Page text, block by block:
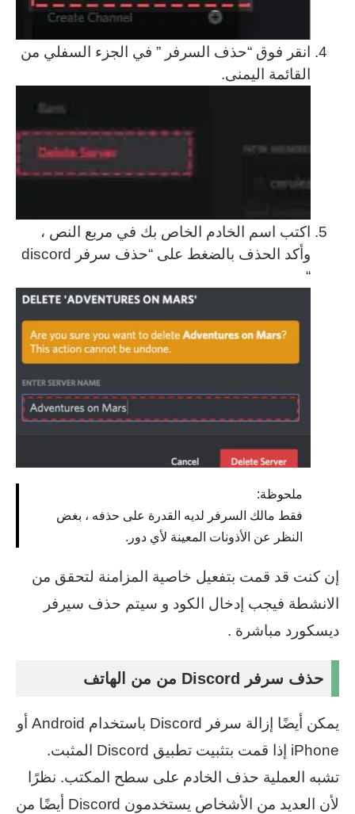
انقر فوق “حذف السرفر ” في الجزء السفلي من
القائمة اليمنى.
اكتب اسم الخادم الخاص بك في مربع النص ،
وأكد الحذف بالضغط على “حذف سرفر discord
“
ملحوظة:
فقط مالك السرفر لديه القدرة على حذفه ، بغض
النظر عن الأذونات المعينة لأي دور.
إن كنت قد قمت بتفعيل خاصية المزامنة لتحقق من
الانشطة فيجب إدخال الكود و سيتم حذف سيرفر
ديسكورد مباشرة .
حذف سرفر Discord من من الهاتف
يمكن أيضًا إزالة سرفر Discord باستخدام Android أو
iPhone إذا قمت بتثبيت تطبيق Discord المثبت.
تشبه العملية حذف الخادم على سطح المكتب. نظرًا
لأن العديد من الأشخاص يستخدمون Discord أيضًا من